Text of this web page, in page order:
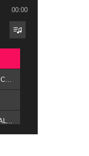
00:00
2. POETA EN EL HOSPICIO - LUIS RAÚL CALVO